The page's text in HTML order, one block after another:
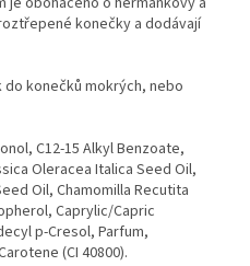
konečky a dodávají
konečků mokrých, nebo
C12-15 Alkyl Benzoate,
Oleracea Italica Seed Oil,
Oil, Chamomilla Recutita
Caprylic/Capric
p-Cresol, Parfum,
(CI 40800).